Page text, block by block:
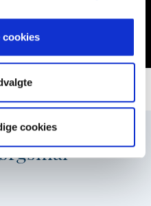
cookies
cookies